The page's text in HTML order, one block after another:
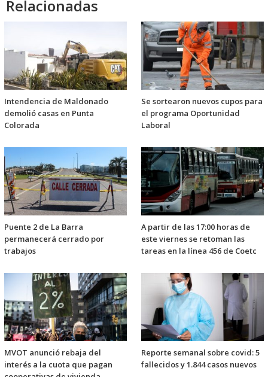
Relacionadas
Intendencia de Maldonado
demolió casas en Punta
Colorada
Se sortearon nuevos cupos para
el programa Oportunidad
Laboral
Puente 2 de La Barra
permanecerá cerrado por
trabajos
A partir de las 17:00 horas de
este viernes se retoman las
tareas en la línea 456 de Coetc
MVOT anunció rebaja del
interés a la cuota que pagan
Reporte semanal sobre covid: 5
fallecidos y 1.844 casos nuevos